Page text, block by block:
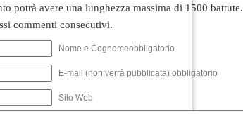
potrà avere una lunghezza massima di 1500 battute.
commenti consecutivi.
Nome e Cognomeobbligatorio
E-mail (non verrà pubblicata) obbligatorio
Sito Web